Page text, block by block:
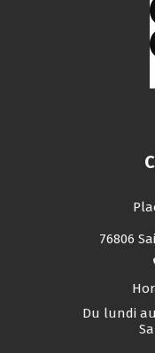
76806
Du lundi